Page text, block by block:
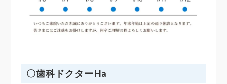
〇歯科ドクターHa